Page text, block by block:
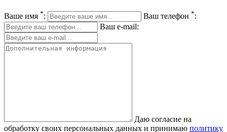
Ваше имя *: Ваш телефон *:
Ваш e-mail:
Даю согласие на
обработку своих персональных данных и принимаю политику